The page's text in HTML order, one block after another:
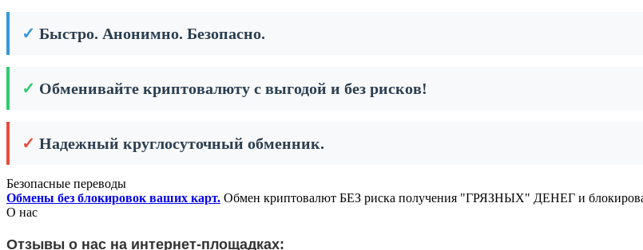
✓ Быстро. Анонимно. Безопасно.
✓ Обменивайте криптовалюту с выгодой и без рисков!
✓ Надежный круглосуточный обменник.
Безопасные переводы
Обмены без блокировок ваших карт. Обмен криптовалют БЕЗ риска получения "ГРЯЗНЫХ" ДЕНЕГ и
О нас
Отзывы о нас на интернет-площадках: